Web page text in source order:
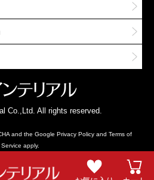
Co.,Ltd. All rights reserved.
and the Google Privacy Policyand Terms of
Service apply.